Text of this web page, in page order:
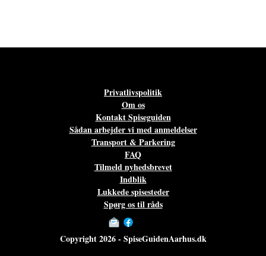
Privatlivspolitik
Om os
Kontakt Spiseguiden
Sådan arbejder vi med anmeldelser
Transport & Parkering
FAQ
Tilmeld nyhedsbrevet
Indblik
Lukkede spisesteder
Spørg os til råds
Copyright 2026 - SpiseGuidenAarhus.dk